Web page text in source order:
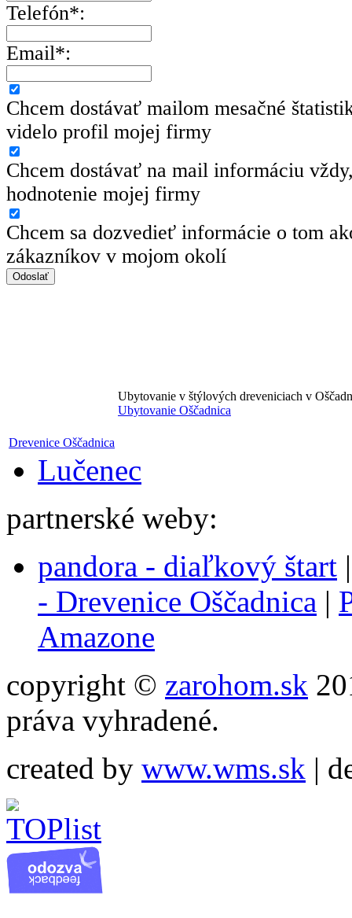
Telefón*:
Email*:
Chcem dostávať mailom mesačné
videlo profil mojej firmy
Chcem dostávať na mail informáciu
hodnotenie mojej firmy
Chcem sa dozvedieť informácie o tom
zákazníkov v mojom okolí
Drevenice Oščadnica
Ubytovanie v štýlových dreveniciach v
Ubytovanie Oščadnica
Lučenec
partnerské weby:
pandora - diaľkový štart
- Drevenice Oščadnica |
Amazone
copyright © zarohom.sk
práva vyhradené.
created by www.wms.sk |